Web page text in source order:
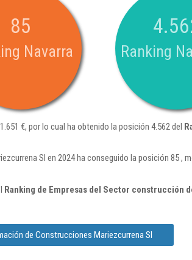
85
Navarra Ranking
€, por lo cual ha obtenido la posición 4.562 del
Sl en 2024 ha conseguido la posición 85 ,
Ranking de Empresas del Sector construcción
de Construcciones Mariezcurrena Sl